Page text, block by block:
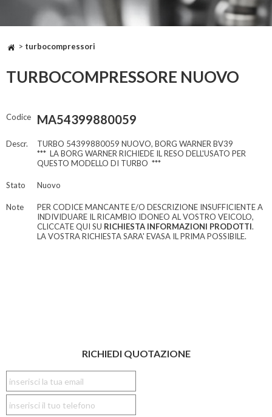
> turbocompressori
TURBOCOMPRESSORE NUOVO
Codice MA54399880059
Descr.
TURBO 54399880059 NUOVO, BORG WARNER BV39
*** LA BORG WARNER RICHIEDE IL RESO DELL'USATO PER
QUESTO MODELLO DI TURBO ***
Stato Nuovo
Note
PER CODICE MANCANTE E/O DESCRIZIONE INSUFFICIENTE A
INDIVIDUARE IL RICAMBIO IDONEO AL VOSTRO VEICOLO,
CLICCATE QUI SU RICHIESTA INFORMAZIONI PRODOTTI.
LA VOSTRA RICHIESTA SARA' EVASA IL PRIMA POSSIBILE.
RICHIEDI QUOTAZIONE